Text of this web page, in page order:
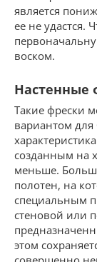
является
ее не удастся.
воском.
Настенные
Такие фрески
вариантом
созданным на
меньше.
полотен, на
специальным
стеновой или
этом